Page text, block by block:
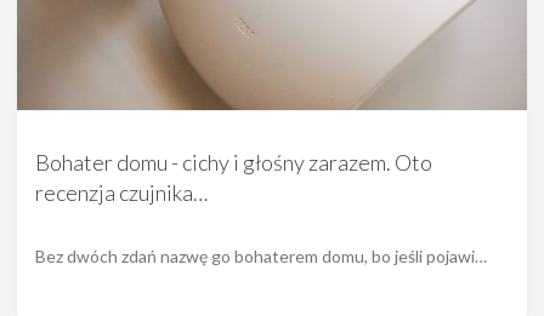
Bohater domu - cichy i głośny zarazem. Oto
recenzja czujnika…
Bez dwóch zdań nazwę go bohaterem domu, bo jeśli pojawi…